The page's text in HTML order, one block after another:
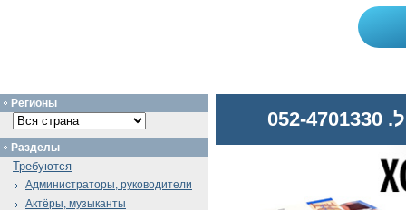
Регионы
Разделы
Требуются
Администраторы, руководители
Актёры, музыканты